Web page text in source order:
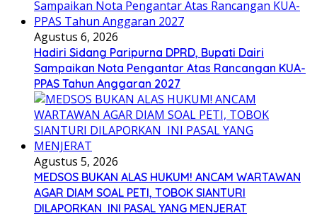
Agustus 6, 2026
Hadiri Sidang Paripurna DPRD, Bupati Dairi
Sampaikan Nota Pengantar Atas Rancangan KUA-
PPAS Tahun Anggaran 2027
Agustus 5, 2026
MEDSOS BUKAN ALAS HUKUM! ANCAM WARTAWAN
AGAR DIAM SOAL PETI, TOBOK SIANTURI
DILAPORKAN INI PASAL YANG MENJERAT